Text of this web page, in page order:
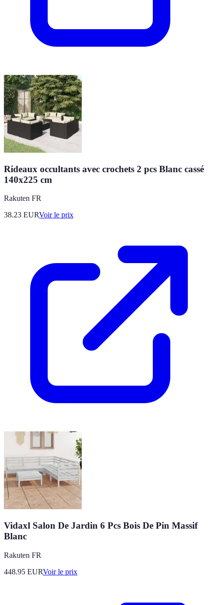
Rideaux occultants avec crochets 2 pcs Blanc cassé
140x225 cm
Rakuten FR
38.23 EURVoir le prix
Vidaxl Salon De Jardin 6 Pcs Bois De Pin Massif
Blanc
Rakuten FR
448.95 EURVoir le prix